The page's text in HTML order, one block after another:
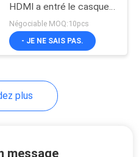
de
54
HDMI a entré le casque
du champ de vision VR
de l'affichage 50° de
double de HD
Négociable MOQ:10pcs
- JE NE SAIS PAS.
plus
message